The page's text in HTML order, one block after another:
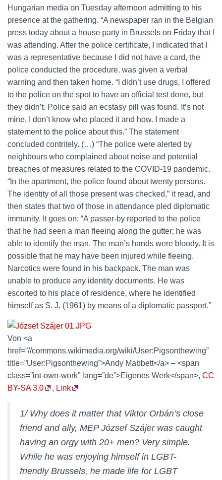
Hungarian media on Tuesday afternoon admitting to his
presence at the gathering. “A newspaper ran in the Belgian
press today about a house party in Brussels on Friday that I
was attending. After the police certificate, I indicated that I
was a representative because I did not have a card, the
police conducted the procedure, was given a verbal
warning and then taken home. “I didn’t use drugs, I offered
to the police on the spot to have an official test done, but
they didn’t. Police said an ecstasy pill was found. It’s not
mine, I don’t know who placed it and how. I made a
statement to the police about this.” The statement
concluded contritely. (…) “The police were alerted by
neighbours who complained about noise and potential
breaches of measures related to the COVID-19 pandemic.
“In the apartment, the police found about twenty persons.
The identity of all those present was checked,” it read, and
then states that two of those in attendance pled diplomatic
immunity. It goes on: “A passer-by reported to the police
that he had seen a man fleeing along the gutter; he was
able to identify the man. The man’s hands were bloody. It is
possible that he may have been injured while fleeing.
Narcotics were found in his backpack. The man was
unable to produce any identity documents. He was
escorted to his place of residence, where he identified
himself as S. J. (1961) by means of a diplomatic passport.”
Von <a
href=”//commons.wikimedia.org/wiki/User:Pigsonthewing”
title=”User:Pigsonthewing”>Andy Mabbett</a> – <span
class=”int-own-work” lang=”de”>Eigenes Werk</span>, CC
BY-SA 3.0
, Link
1/ Why does it matter that Viktor Orbán’s close
friend and ally, MEP József Szájer was caught
having an orgy with 20+ men? Very simple.
While he was enjoying himself in LGBT-
friendly Brussels, he made life for LGBT